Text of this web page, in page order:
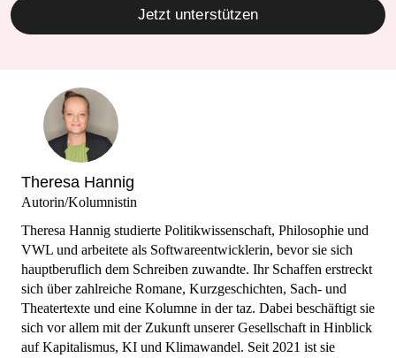
Jetzt unterstützen
Theresa Hannig
Autorin/Kolumnistin
Theresa Hannig studierte Politikwissenschaft, Philosophie und
VWL und arbeitete als Softwareentwicklerin, bevor sie sich
hauptberuflich dem Schreiben zuwandte. Ihr Schaffen erstreckt
sich über zahlreiche Romane, Kurzgeschichten, Sach- und
Theatertexte und eine Kolumne in der taz. Dabei beschäftigt sie
sich vor allem mit der Zukunft unserer Gesellschaft in Hinblick
auf Kapitalismus, KI und Klimawandel. Seit 2021 ist sie